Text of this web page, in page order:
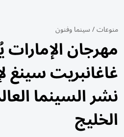
منوعات/سينما وفنون
مهرجان الإمارات
غاغانبريت سينغ
نشر السينما
الخليج